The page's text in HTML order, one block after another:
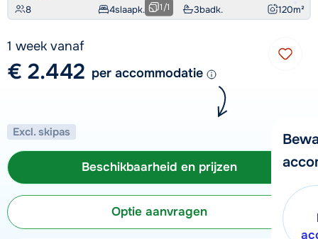
8 4slaapk. 3badk. 120m²
1/1
1 week vanaf
€ 2.442 per accommodatie
Excl. skipas
Beschikbaarheid en prijzen
Optie aanvragen